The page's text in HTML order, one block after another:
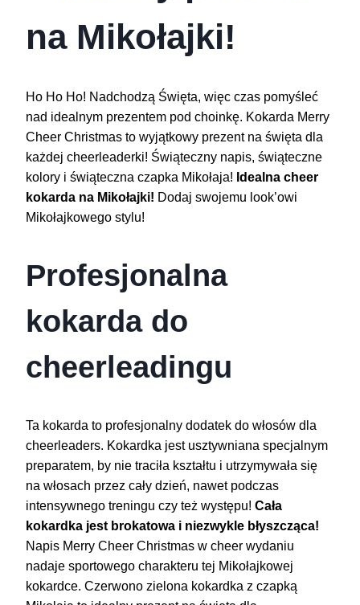
na Mikołajki!
Ho Ho Ho! Nadchodzą Święta, więc czas pomyśleć
nad idealnym prezentem pod choinkę. Kokarda Merry
Cheer Christmas to wyjątkowy prezent na święta dla
każdej cheerleaderki! Świąteczny napis, świąteczne
kolory i świąteczna czapka Mikołaja! Idealna cheer
kokarda na Mikołajki! Dodaj swojemu look’owi
Mikołajkowego stylu!
Profesjonalna
kokarda do
cheerleadingu
Ta kokarda to profesjonalny dodatek do włosów dla
cheerleaders. Kokardka jest usztywniana specjalnym
preparatem, by nie traciła kształtu i utrzymywała się
na włosach przez cały dzień, nawet podczas
intensywnego treningu czy też występu! Cała
kokardka jest brokatowa i niezwykle błyszcząca!
Napis Merry Cheer Christmas w cheer wydaniu
nadaje sportowego charakteru tej Mikołajkowej
kokardce. Czerwono zielona kokardka z czapką